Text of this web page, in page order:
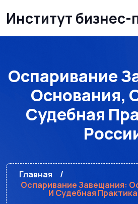
Институт
Оспаривание
Основания,
Судебная
Главная
Оспаривание Завещания:
И Судебная